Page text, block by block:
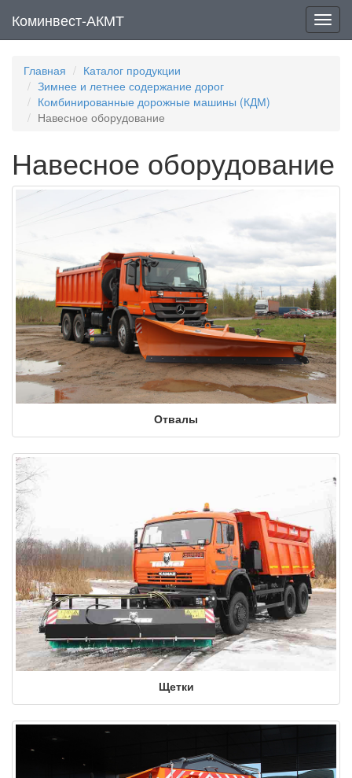
Меню
Коминвест-АКМТ
Главная
Каталог продукции
Зимнее и летнее содержание дорог
Комбинированные дорожные машины (КДМ)
Навесное оборудование
Навесное оборудование
Отвалы
Щетки